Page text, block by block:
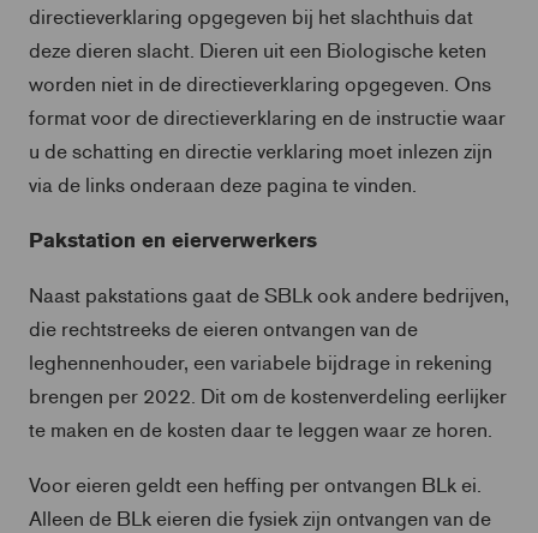
directieverklaring opgegeven bij het slachthuis dat
deze dieren slacht. Dieren uit een Biologische keten
worden niet in de directieverklaring opgegeven. Ons
format voor de directieverklaring en de instructie waar
u de schatting en directie verklaring moet inlezen zijn
via de links onderaan deze pagina te vinden.
Pakstation en eierverwerkers
Naast pakstations gaat de SBLk ook andere bedrijven,
die rechtstreeks de eieren ontvangen van de
leghennenhouder, een variabele bijdrage in rekening
brengen per 2022. Dit om de kostenverdeling eerlijker
te maken en de kosten daar te leggen waar ze horen.
Voor eieren geldt een heffing per ontvangen BLk ei.
Alleen de BLk eieren die fysiek zijn ontvangen van de